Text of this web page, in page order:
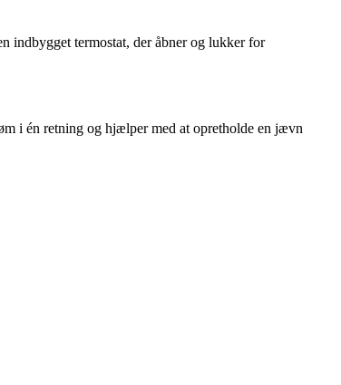
indbygget termostat, der åbner og lukker for
i én retning og hjælper med at opretholde en jævn